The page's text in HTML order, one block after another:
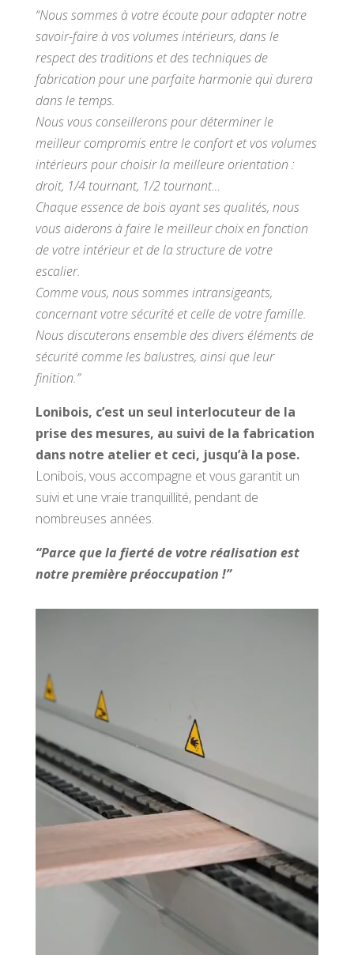
“Nous sommes à votre écoute pour adapter notre
savoir-faire à vos volumes intérieurs, dans le
respect des traditions et des techniques de
fabrication pour une parfaite harmonie qui durera
dans le temps.
Nous vous conseillerons pour déterminer le
meilleur compromis entre le confort et vos volumes
intérieurs pour choisir la meilleure orientation :
droit, 1/4 tournant, 1/2 tournant…
Chaque essence de bois ayant ses qualités, nous
vous aiderons à faire le meilleur choix en fonction
de votre intérieur et de la structure de votre
escalier.
Comme vous, nous sommes intransigeants,
concernant votre sécurité et celle de votre famille.
Nous discuterons ensemble des divers éléments de
sécurité comme les balustres, ainsi que leur
finition.”
Lonibois, c’est un seul interlocuteur de la
prise des mesures, au suivi de la fabrication
dans notre atelier et ceci, jusqu’à la pose.
Lonibois, vous accompagne et vous garantit un
suivi et une vraie tranquillité, pendant de
nombreuses années.
“Parce que la fierté de votre réalisation est
notre première préoccupation !”